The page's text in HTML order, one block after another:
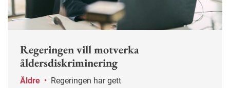
Regeringen vill motverka
åldersdiskriminering
Äldre •